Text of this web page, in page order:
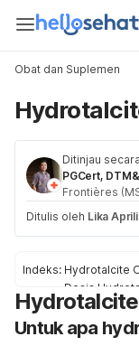
Obat dan Suplemen
Ditinjau
PGCert,
Frontières
Ditulis oleh Lika
Indeks: Hydrotalcite
Dosis
Efek
Peringatan
Interaksi
Untuk apa